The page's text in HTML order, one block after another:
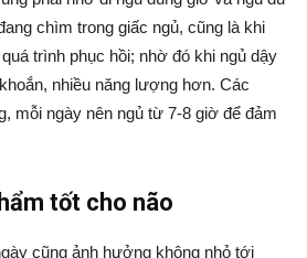
chìm trong giấc ngủ, cũng là khi
trình phục hồi; nhờ đó khi ngủ dậy
nhiều năng lượng hơn. Các
mỗi ngày nên ngủ từ 7-8 giờ để đảm
tốt cho não
cũng ảnh hưởng không nhỏ tới